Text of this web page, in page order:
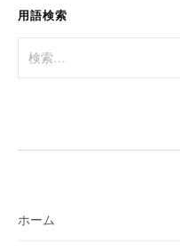
用語検索
索:
ホーム